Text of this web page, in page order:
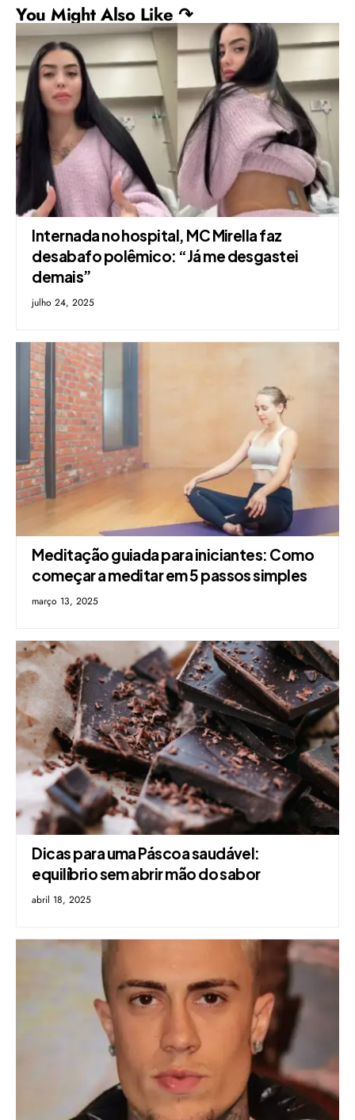
You Might Also Like ↷
Internada no hospital, MC Mirella faz
desabafo polêmico: “Já me desgastei
demais”
julho 24, 2025
Meditação guiada para iniciantes: Como
começar a meditar em 5 passos simples
março 13, 2025
Dicas para uma Páscoa saudável:
equilíbrio sem abrir mão do sabor
abril 18, 2025